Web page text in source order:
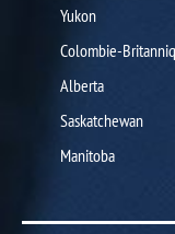
Yukon
Colombie-
Alberta
Saskatchewan
Manitoba